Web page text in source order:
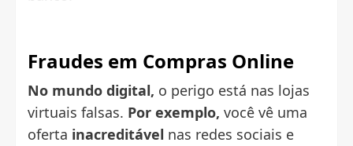
Fraudes em Compras Online
No mundo digital, o perigo está nas lojas
virtuais falsas. Por exemplo, você vê uma
oferta inacreditável nas redes sociais e